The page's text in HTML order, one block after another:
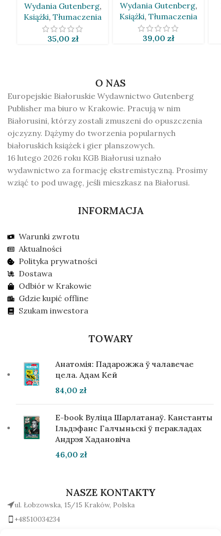
Wydania Gutenberg,
Książki, Tłumaczenia
35,00 zł
Wydania Gutenberg,
Książki, Tłumaczenia
39,00 zł
O NAS
Europejskie Białoruskie Wydawnictwo Gutenberg
Publisher ma biuro w Krakowie. Pracują w nim
Białorusini, którzy zostali zmuszeni do opuszczenia
ojczyzny. Dążymy do tworzenia popularnych
białoruskich książek i gier planszowych.
16 lutego 2026 roku KGB Białorusi uznało
wydawnictwo za formację ekstremistyczną. Prosimy
wziąć to pod uwagę, jeśli mieszkasz na Białorusi.
INFORMACJA
Warunki zwrotu
Aktualności
Polityka prywatności
Dostawa
Odbiór w Krakowie
Gdzie kupić offline
Szukam inwestora
TOWARY
Анатомія: Падарожжа ў чалавечае
цела. Адам Кей
84,00 zł
E-book Вуліца Шарлатанаў. Канстанты
Ільдэфанс Галчыньскі ў перакладах
Андрэя Хадановіча
46,00 zł
NASZE KONTAKTY
ul. Łobzowska, 15/15 Kraków, Polska
+48510034234